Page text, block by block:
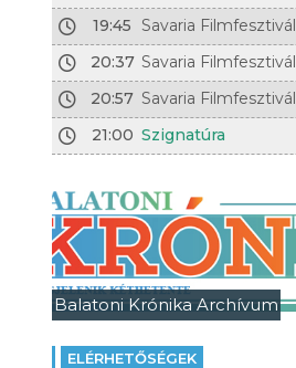
19:45
Savaria Filmfesztivál
20:37 Savaria Filmfesztivál
20:57 Savaria Filmfesztivál
21:00 Szignatúra
Balatoni Krónika Archívum
ELÉRHETŐSÉGEK